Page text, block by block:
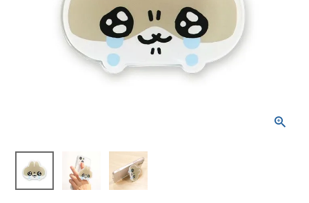
一期一会 その他
[ OUTLET ] 【5日前後で発
送】 ≪送料込み≫ ダイカット
スマホグリップ だっとちゃん
（税込）
モチーフから探す
キャラクターから探す